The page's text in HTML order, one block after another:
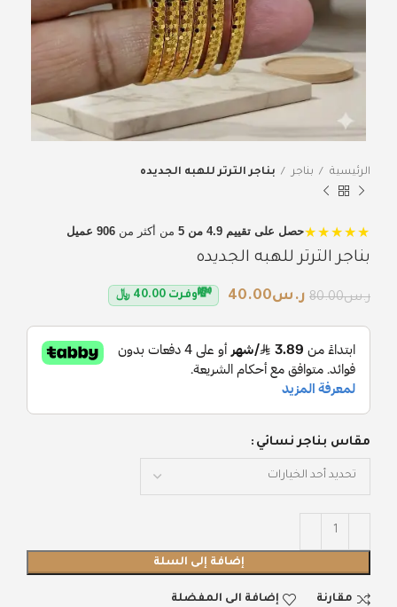
الرئيسية بناجر بناجر الترتر للهبه الجديده
★★★★★حصل على تقييم 4.9 من 5 من أكثر من 906 عميل
بناجر الترتر للهبه الجديده
ر.س80.00 ر.س40.00
💸وفرت 40.00 ﷼
مقاس بناجر نسائي
إضافة إلى السلة
مقارنة إضافة الى المفضلة